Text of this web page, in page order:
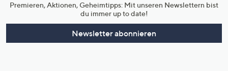
Premieren, Aktionen, Geheimtipps: Mit unseren Newslettern bist
du immer up to date!
Newsletter abonnieren